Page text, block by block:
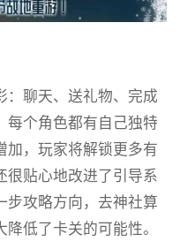
：聊天、送礼物、完成
每个角色都有自己独特
加，玩家将解锁更多有
很贴心地改进了引导系
步攻略方向，去神社算
低了卡关的可能性。